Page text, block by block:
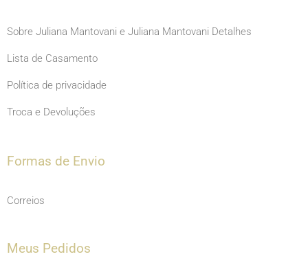
Sobre Juliana Mantovani e Juliana Mantovani Detalhes
Lista de Casamento
Política de privacidade
Troca e Devoluções
Formas de Envio
Correios
Meus Pedidos